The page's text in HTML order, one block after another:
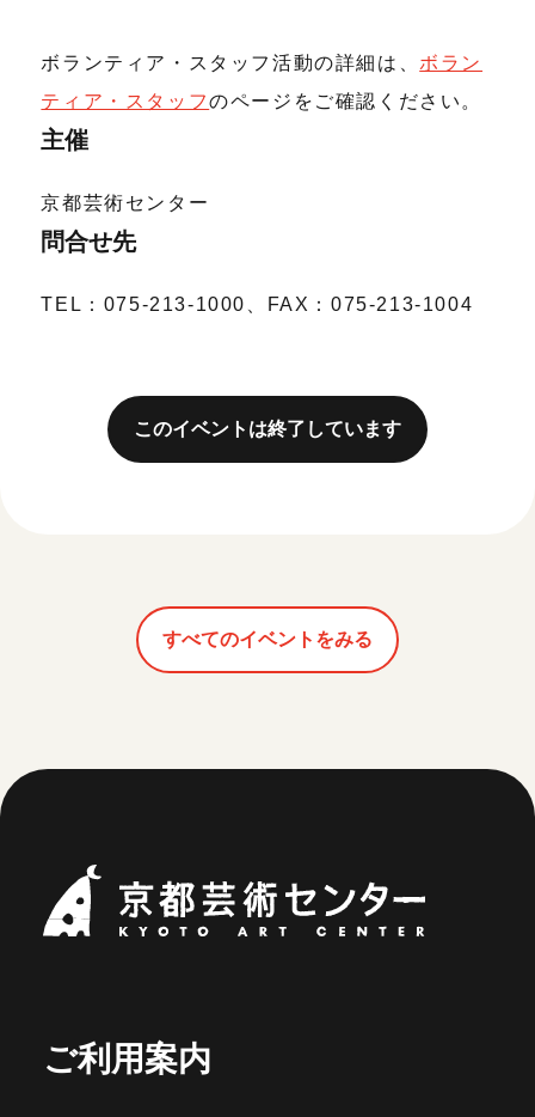
ボランティア・スタッフ活動の詳細は、 ボラン
ティア・スタッフのページをご確認ください。
主催
京都芸術センター
問合せ先
TEL：075-213-1000、FAX：075-213-1004
このイベントは終了しています
すべてのイベントをみる
ご利用案内